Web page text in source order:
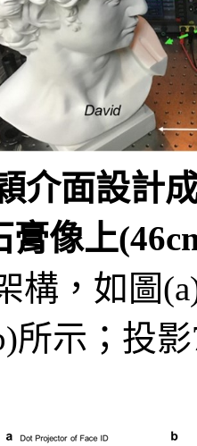
介面設計
膏像上
構，如圖
所示；投